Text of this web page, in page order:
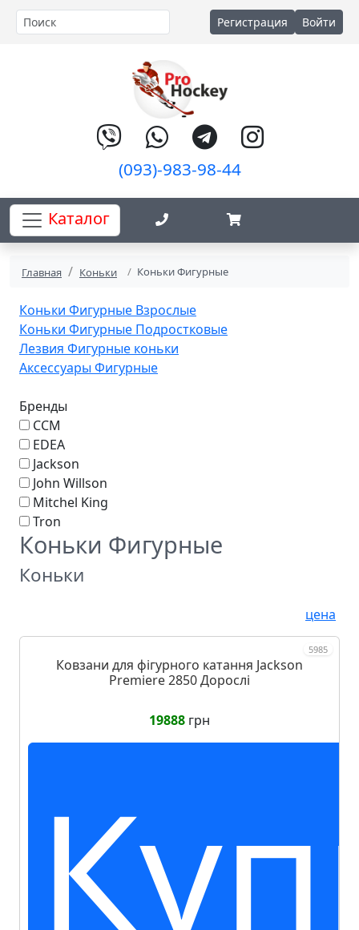
Регистрация Войти
(093)-983-98-44
Каталог
Главная Коньки Коньки Фигурные
Коньки Фигурные Взрослые
Коньки Фигурные Подростковые
Лезвия Фигурные коньки
Аксессуары Фигурные
Бренды
CCM
EDEA
Jackson
John Willson
Mitchel King
Tron
Коньки Фигурные
Коньки
цена
5985
Ковзани для фігурного катання Jackson
Premiere 2850 Дорослі
19888 грн